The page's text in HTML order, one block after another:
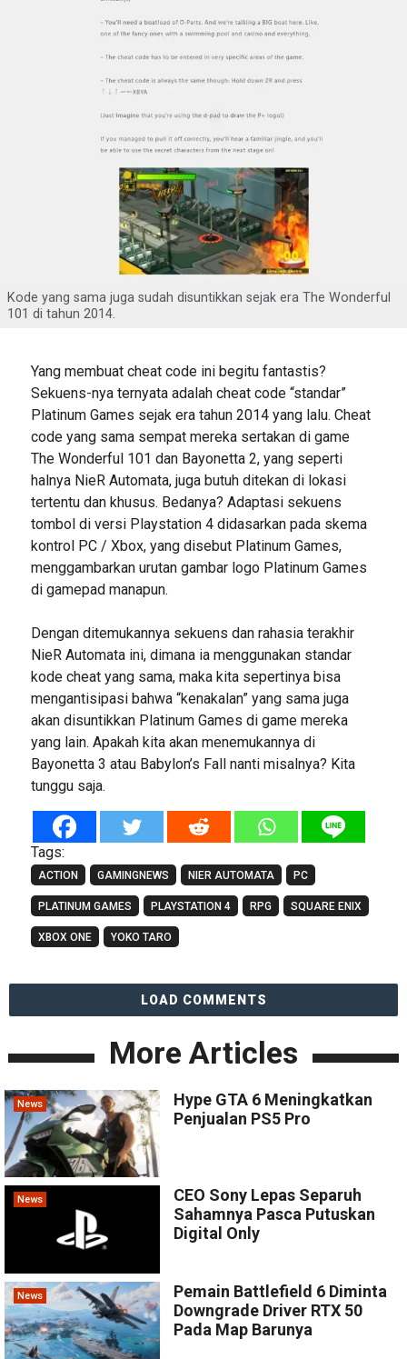
Kode yang sama juga sudah disuntikkan sejak era The Wonderful
101 di tahun 2014.
Yang membuat cheat code ini begitu fantastis?
Sekuens-nya ternyata adalah cheat code “standar”
Platinum Games sejak era tahun 2014 yang lalu. Cheat
code yang sama sempat mereka sertakan di game
The Wonderful 101 dan Bayonetta 2, yang seperti
halnya NieR Automata, juga butuh ditekan di lokasi
tertentu dan khusus. Bedanya? Adaptasi sekuens
tombol di versi Playstation 4 didasarkan pada skema
kontrol PC / Xbox, yang disebut Platinum Games,
menggambarkan urutan gambar logo Platinum Games
di gamepad manapun.
Dengan ditemukannya sekuens dan rahasia terakhir
NieR Automata ini, dimana ia menggunakan standar
kode cheat yang sama, maka kita sepertinya bisa
mengantisipasi bahwa “kenakalan” yang sama juga
akan disuntikkan Platinum Games di game mereka
yang lain. Apakah kita akan menemukannya di
Bayonetta 3 atau Babylon’s Fall nanti misalnya? Kita
tunggu saja.
Tags:
ACTION GAMINGNEWS NIER AUTOMATA PC
PLATINUM GAMES PLAYSTATION 4 RPG SQUARE ENIX
XBOX ONE YOKO TARO
LOAD COMMENTS
More Articles
News
Hype GTA 6 Meningkatkan
Penjualan PS5 Pro
News
CEO Sony Lepas Separuh
Sahamnya Pasca Putuskan
Digital Only
News
Pemain Battlefield 6 Diminta
Downgrade Driver RTX 50
Pada Map Barunya